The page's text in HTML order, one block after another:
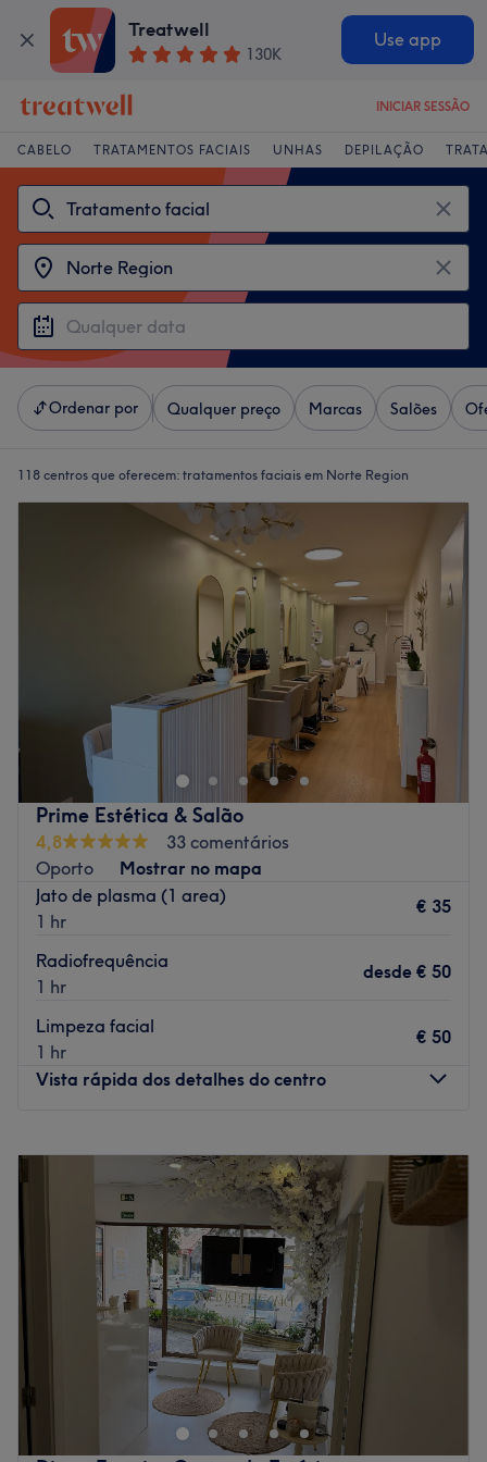
Treatwell
130K
Use app
INICIAR SESSÃO
CABELO TRATAMENTOS FACIAIS UNHAS DEPILAÇÃO
Ordenar por Qualquer preço Marcas Salões
118 centros que oferecem: tratamentos faciais em Norte Region
Prime Estética & Salão
4,8
33 comentários
Oporto
Mostrar no mapa
Jato de plasma (1 area)
1 hr
€ 35
Radiofrequência
1 hr
desde € 50
Limpeza facial
1 hr
€ 50
Vista rápida dos detalhes do centro
09:30
20:00
Quarta-feira
09:30
20:00
Quinta-feira
09:30 –20:00
Sexta-feira
09:30 –
Sábado
09:30 –
Domingo
Fechado
A Prime Estética & Salão é um espaço dedicado ao
cuidado da beleza, bem-estar e autoestima, localizado
no Porto. Especializado em tratamentos estéticos e
serviços de cabeleireiro, o salão combina técnicas
modernas com um atendimento personalizado, pensado